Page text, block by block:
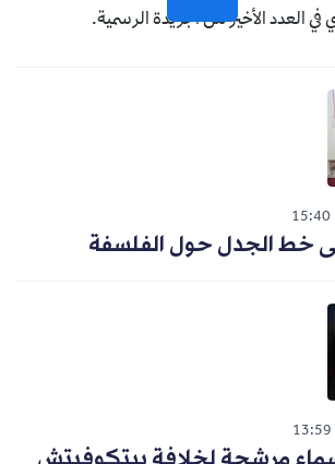
العدد الأخير من الجريدة الرسمية.
15:40
خط الجدل حول الفلسفة
13:59